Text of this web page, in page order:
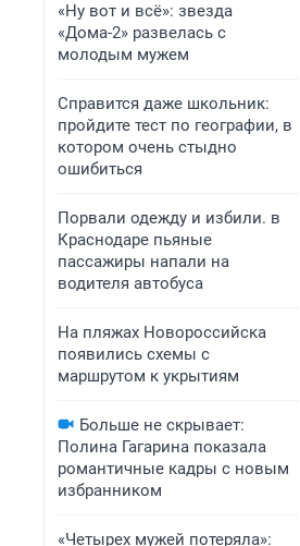
«Ну вот и всё»: звезда
«Дома-2» развелась с
молодым мужем
Справится даже школьник:
пройдите тест по географии, в
котором очень стыдно
ошибиться
Порвали одежду и избили. в
Краснодаре пьяные
пассажиры напали на
водителя автобуса
На пляжах Новороссийска
появились схемы с
маршрутом к укрытиям
Больше не скрывает:
Полина Гагарина показала
романтичные кадры с новым
избранником
«Четырех мужей потеряла»: